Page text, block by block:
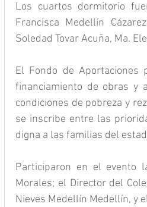
Los cuartos dormitorio
Francisca Medellín
Soledad Tovar Acuña, Ma.
El Fondo de
financiamiento de obras y
condiciones de pobreza y
se inscribe entre las
digna a las familias del
Participaron en el evento
Morales; el Director del
Nieves Medellín Medellín, y